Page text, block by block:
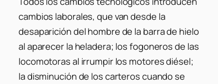
cambios laborales, que van desde la
desaparición del hombre de la barra de hielo
al aparecer la heladera; los fogoneros de las
locomotoras al irrumpir los motores diésel;
la disminución de los carteros cuando se